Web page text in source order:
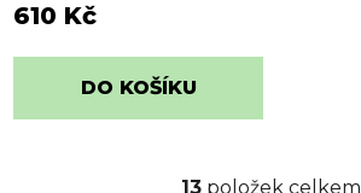
610 Kč
DO KOŠÍKU
13položek celkem